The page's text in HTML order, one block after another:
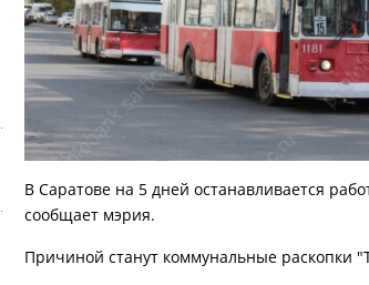
В Саратове на 5 дней останавливается
сообщает мэрия.
Причиной станут коммунальные раскопки